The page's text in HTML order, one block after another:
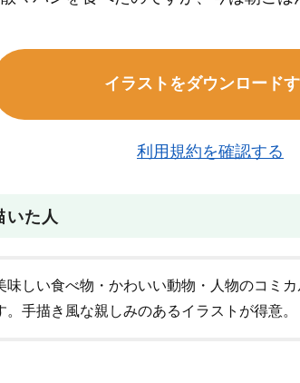
イラストをダウンロード
利用規約を確認する
いた人
味しい食べ物・かわいい動物・人物のコミ
。手描き風な親しみのあるイラストが得意。